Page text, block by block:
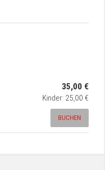
35,00 €
Kinder: 25,00 €
BUCHEN